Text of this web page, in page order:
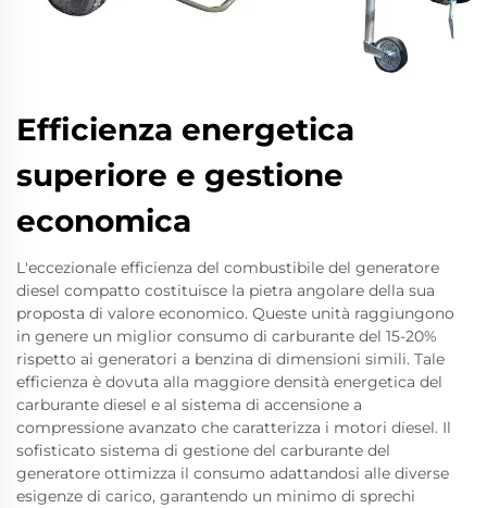
Efficienza energetica
superiore e gestione
economica
L'eccezionale efficienza del combustibile del generatore
diesel compatto costituisce la pietra angolare della sua
proposta di valore economico. Queste unità raggiungono
in genere un miglior consumo di carburante del 15-20%
rispetto ai generatori a benzina di dimensioni simili. Tale
efficienza è dovuta alla maggiore densità energetica del
carburante diesel e al sistema di accensione a
compressione avanzato che caratterizza i motori diesel. Il
sofisticato sistema di gestione del carburante del
generatore ottimizza il consumo adattandosi alle diverse
esigenze di carico, garantendo un minimo di sprechi